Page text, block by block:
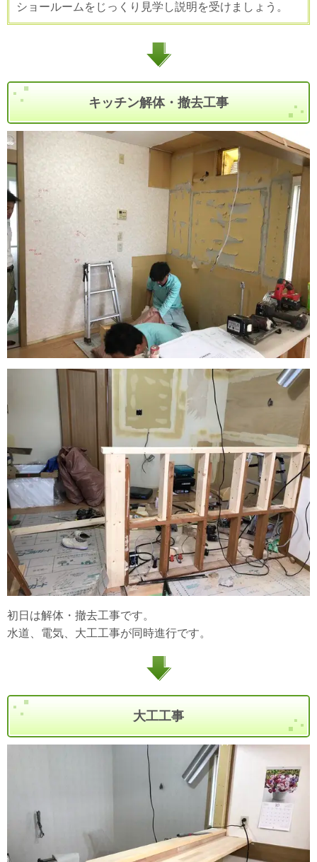
ショールームをじっくり見学し説明を受けましょう。
キッチン解体・撤去工事
初日は解体・撤去工事です。
水道、電気、大工工事が同時進行です。
大工工事